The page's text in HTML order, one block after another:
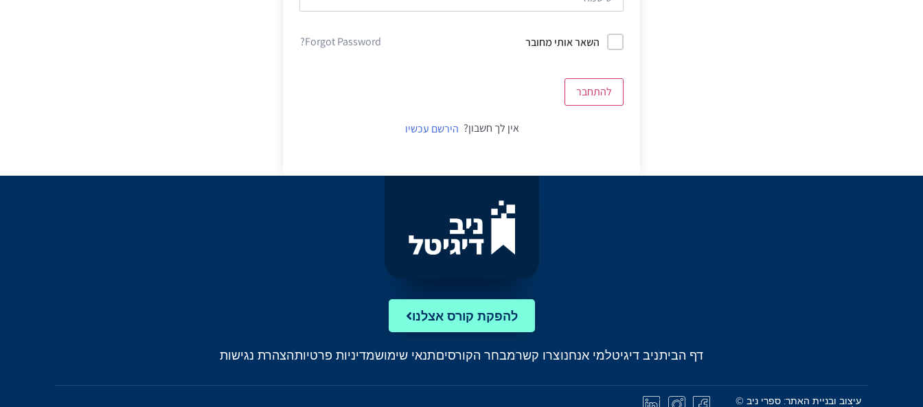
השאר אותי מחובר Forgot Password?
להתחבר
אין לך חשבון? הירשם עכשיו
להפקת קורס אצלנו
דף הביתניב דיגיטלמי אנחנוצרו קשרמבחר הקורסיםתנאי שימושמדיניות פרטיותהצהרת נגישות
עיצוב ובניית האתר: ספרי ניב ©